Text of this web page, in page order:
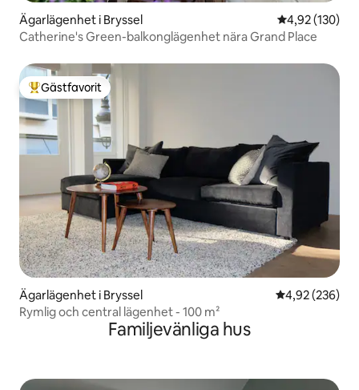
Ägarlägenhet i Bryssel 4,92 av 5 i
4,92 (130)
Catherine's Green-balkonglägenhet nära Grand Place
Populär gästfavorit
Gästfavorit
Ägarlägenhet i Bryssel 4,92 av 5 i
4,92 (236)
Rymlig och central lägenhet - 100 m²
Familjevänliga hus